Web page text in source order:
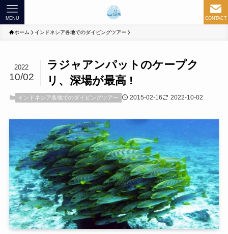
CONTACT
MENU
ホーム インドネシア各地でのダイビングツアー
ラジャアンパットのケープク
リ、深場が最高 !
2022
10/02
インドネシア各地でのダイビングツアー 2015-02-16 2022-10-02